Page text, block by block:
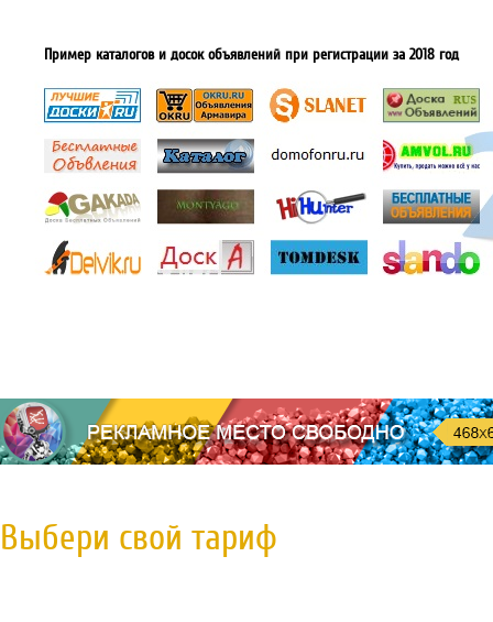
Пример каталогов и досок объявлений при регистрации за 2018 год
Выбери свой тариф